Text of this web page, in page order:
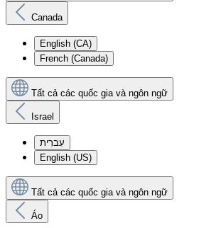
Canada
English (CA)
French (Canada)
Tất cả các quốc gia và ngôn ngữ
Israel
עִברִית
English (US)
Tất cả các quốc gia và ngôn ngữ
Áo